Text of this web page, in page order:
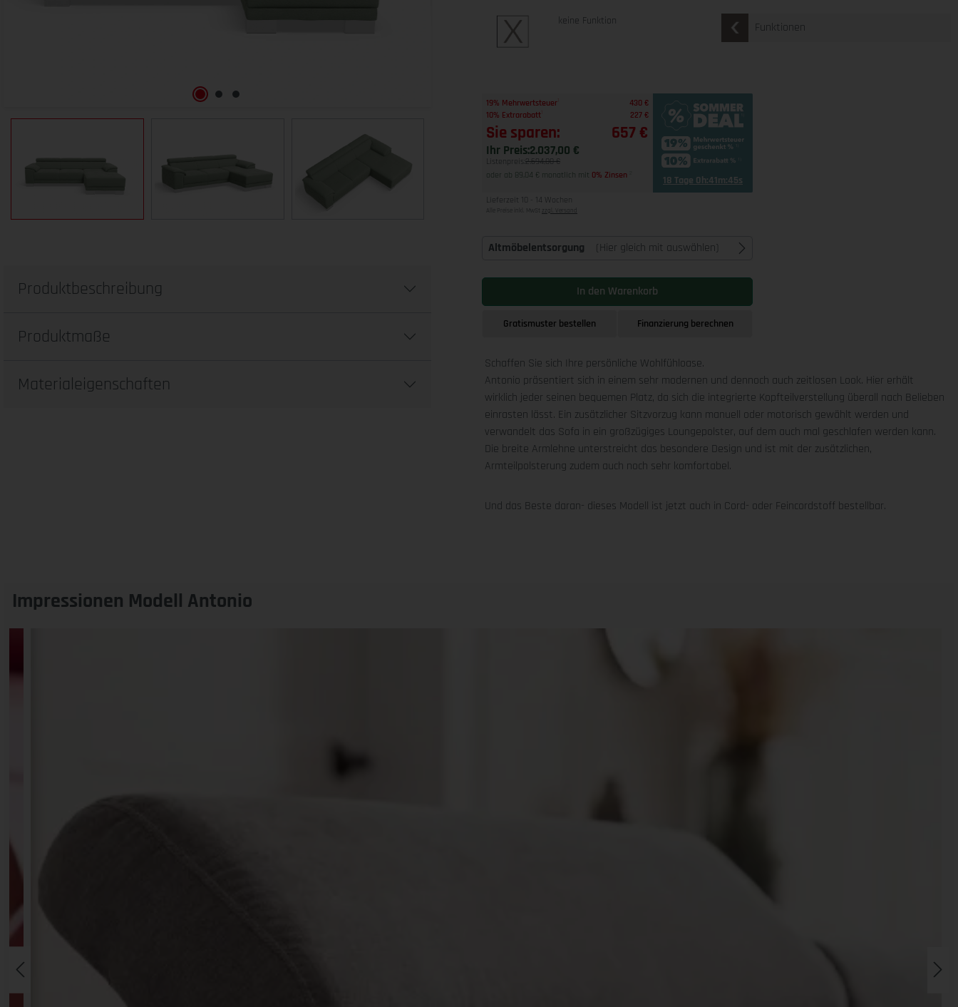
keine Funktion Funktionen
19% Mehrwertsteuer
430 €
10% Extrarabatt
227 €
Sie sparen: 657 €
Ihr Preis:2.037,00 €
Listenpreis: 2.694,00 €
oder ab 89,04 € monatlich mit 0% Zinsen 18 Tage 0h:41m:44s
Lieferzeit 10 - 14 Wochen
Alle Preise inkl. MwSt zzgl. Versand
Altmöbelentsorgung (Hier gleich mit auswählen)
In den Warenkorb
Gratismuster bestellen Finanzierung berechnen
Schaffen Sie sich Ihre persönliche Wohlfühloase.
Antonio präsentiert sich in einem sehr modernen und dennoch auch zeitlosen Look. Hier erhält
wirklich jeder seinen bequemen Platz, da sich die integrierte Kopfteilverstellung überall nach Belieben
einrasten lässt. Ein zusätzlicher Sitzvorzug kann manuell oder motorisch gewählt werden und
verwandelt das Sofa in ein großzügiges Loungepolster, auf dem auch mal geschlafen werden kann.
Die breite Armlehne unterstreicht das besondere Design und ist mit der zusätzlichen,
Armteilpolsterung zudem auch noch sehr komfortabel.
Und das Beste daran- dieses Modell ist jetzt auch in Cord- oder Feincordstoff bestellbar.
Produktbeschreibung
Produktmaße
Materialeigenschaften
Impressionen Modell Antonio